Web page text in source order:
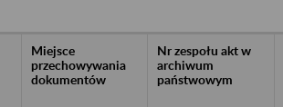
Miejsce
przechowywania
dokumentów
Nr zespołu akt w
archiwum
państwowym